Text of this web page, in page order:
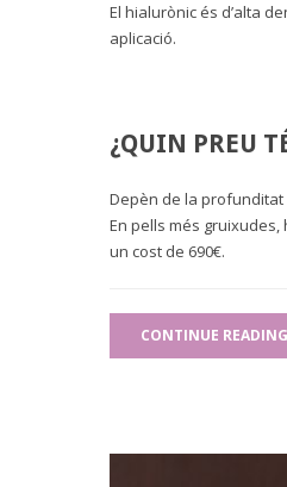
El hialurònic és d’alta
aplicació.
¿QUIN PREU
Depèn de la profunditat
En pells més
un cost de 690€.
CONTINUE READING